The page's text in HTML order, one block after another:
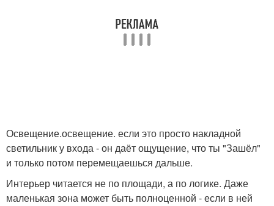
Освещение.освещение. если это просто накладной
светильник у входа - он даёт ощущение, что ты "Зашёл"
и только потом перемещаешься дальше.
Интерьер читается не по площади, а по логике. Даже
маленькая зона может быть полноценной - если в ней